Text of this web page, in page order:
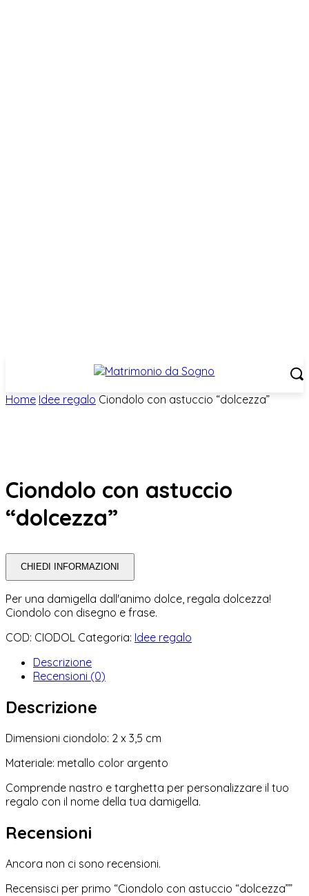
Home Idee regalo Ciondolo con astuccio “dolcezza”
Ciondolo con astuccio
“dolcezza”
CHIEDI INFORMAZIONI
Per una damigella dall'animo dolce, regala dolcezza!
Ciondolo con disegno e frase.
COD: CIODOL Categoria: Idee regalo
Descrizione
Recensioni (0)
Descrizione
Dimensioni ciondolo: 2 x 3,5 cm
Materiale: metallo color argento
Comprende nastro e targhetta per personalizzare il tuo
regalo con il nome della tua damigella.
Recensioni
Ancora non ci sono recensioni.
Recensisci per primo “Ciondolo con astuccio “dolcezza””